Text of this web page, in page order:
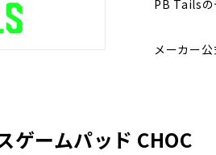
PB Tailsの
メーカー公
ゲームパッド CHOC